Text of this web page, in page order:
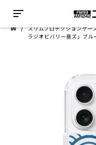
/スリムプロテクションケ
ラジオビバリー昼ズ」ブル